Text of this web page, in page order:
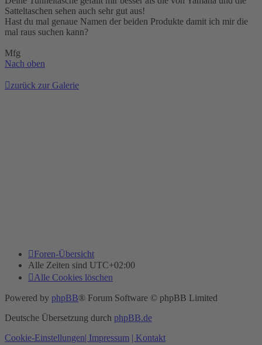
Satteltaschen sehen auch sehr gut aus!
Hast du mal genaue Namen der beiden Produkte damit ich mir die
mal raus suchen kann?
Mfg
Nach oben
zurück zur Galerie
Foren-Übersicht
Alle Zeiten sind UTC+02:00
Alle Cookies löschen
Powered by phpBB® Forum Software © phpBB Limited
Deutsche Übersetzung durch phpBB.de
Cookie-Einstellungen | Impressum
| Kontakt